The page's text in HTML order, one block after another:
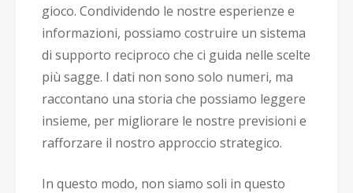
gioco. Condividendo le nostre esperienze e
informazioni, possiamo costruire un sistema
di supporto reciproco che ci guida nelle scelte
più sagge. I dati non sono solo numeri, ma
raccontano una storia che possiamo leggere
insieme, per migliorare le nostre previsioni e
rafforzare il nostro approccio strategico.
In questo modo, non siamo soli in questo